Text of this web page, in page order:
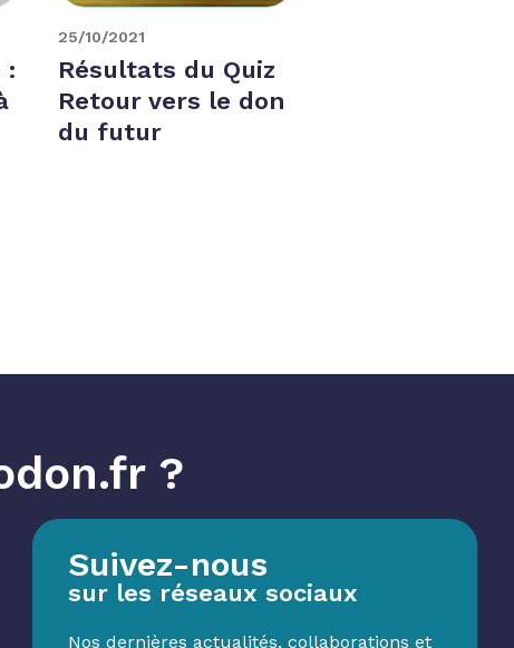
:
25/10/2021
Résultats du Quiz
Retour vers le don
du futur
?
Suivez-nous
sur les réseaux sociaux
Nos dernières actualités, collaborations et